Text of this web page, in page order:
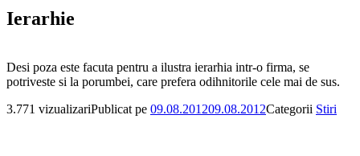
Ierarhie
Desi poza este facuta pentru a ilustra ierarhia intr-o firma, se
potriveste si la porumbei, care prefera odihnitorile cele mai de sus.
3.771 vizualizariPublicat pe 09.08.201209.08.2012Categorii Stiri